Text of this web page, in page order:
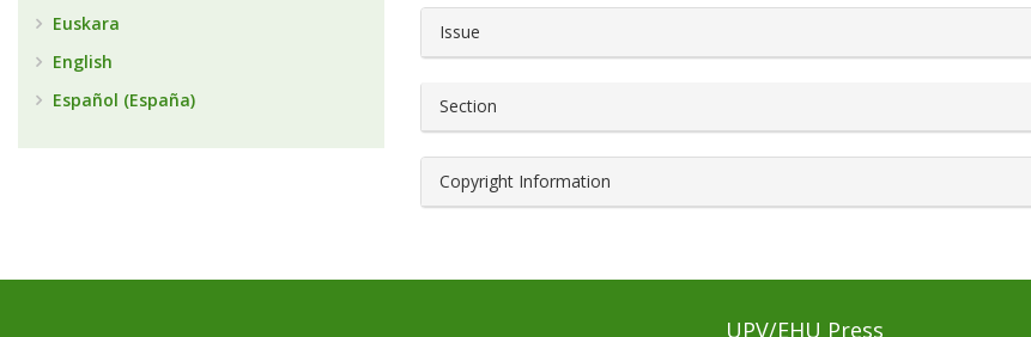
##plugins.themes.bootstrap3.article.details##
Issue
Section
Copyright Information
Euskara
English
Español (España)
UPV/EHU Press